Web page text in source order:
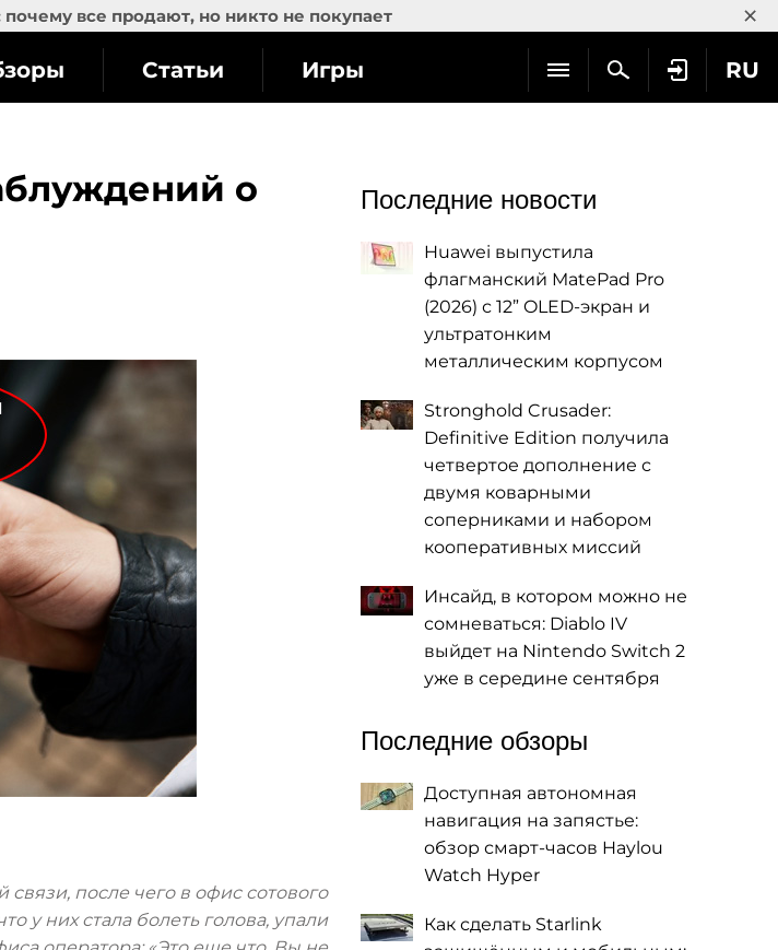
все продают, но никто не покупает ×
RU
Статьи Игры
о
после чего в офис сотового
у них стала болеть голова, упали
Последние новости
Huawei выпустила
флагманский MatePad Pro
(2026) с 12” OLED-экран и
ультратонким
металлическим корпусом
Stronghold Crusader:
Definitive Edition получила
четвертое дополнение с
двумя коварными
соперниками и набором
кооперативных миссий
Инсайд, в котором можно не
сомневаться: Diablo IV
выйдет на Nintendo Switch 2
уже в середине сентября
Последние обзоры
Доступная автономная
навигация на запястье:
обзор смарт-часов Haylou
Watch Hyper
Как сделать Starlink